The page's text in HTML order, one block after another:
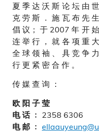
夏 季 达 沃 斯 论 坛 由
克 劳 斯 ． 施 瓦 布 先
倡 议； 于 2007 年 开
连 举 行 ， 就 各 项 重
全 球 领 袖 、 具 竞 争
行 更 紧 密 合 作 。
传 媒 查 询 ：
欧 阳 子 莹
电 话 ﹕ 2358 6306
电 邮 ﹕